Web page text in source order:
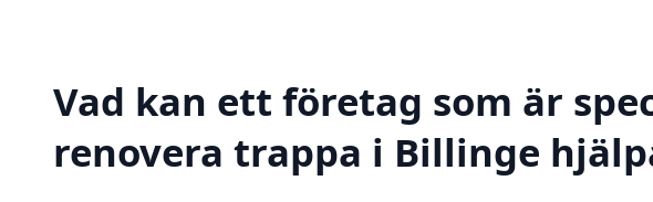
Vad kan ett företag som är
renovera trappa i Billinge